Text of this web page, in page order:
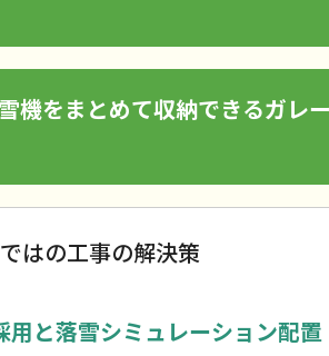
機をまとめて収納できるガレ
はの工事の解決策
と落雪シミュレーション配置